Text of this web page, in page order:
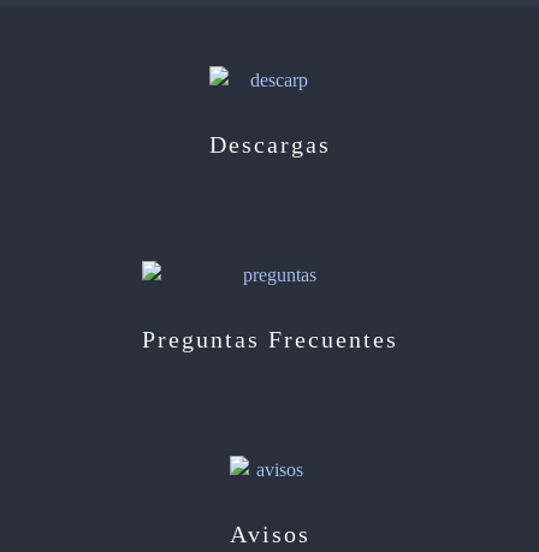
Descargas
Preguntas Frecuentes
Avisos